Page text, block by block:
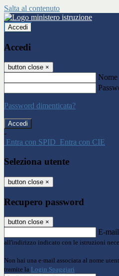
Salta al contenuto
Accedi
Accedi
button close ×
Nome
Password dimenticata?
-
Entra con SPID Entra con CIE
Seleziona utente
button close ×
Recupero password
button close ×
E-mail
all'indirizzo indicato con le istruzioni
Non hai una e-mail associata al nome
tramite la Login Spaggiari